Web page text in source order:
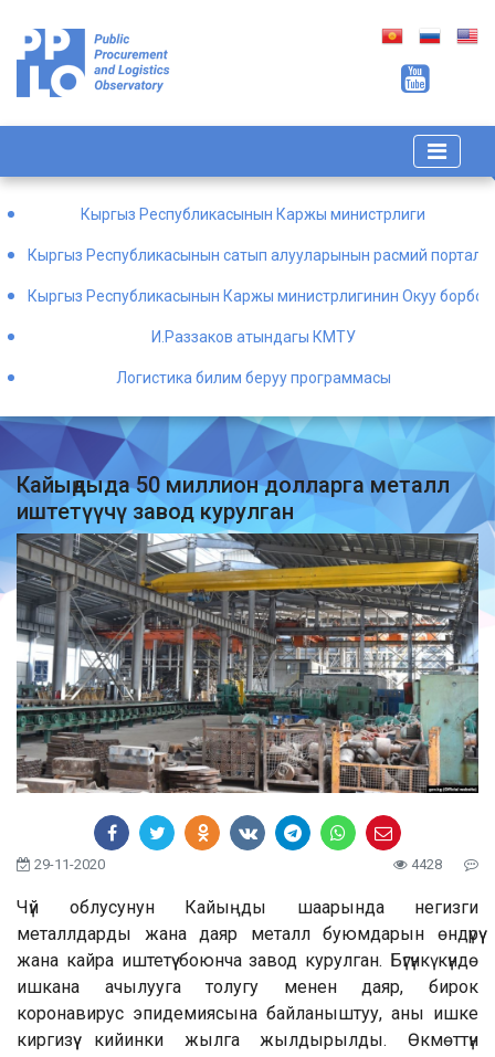
Кыргыз Республикасынын Каржы министрлиги
Кыргыз Республикасынын сатып алууларынын расмий порталы
Кыргыз Республикасынын Каржы министрлигинин Окуу
И.Раззаков атындагы КМТУ
Логистика билим беруу программасы
Кайыңдыда 50 миллион долларга металл
иштетүүчү завод курулган
29-11-2020 4428
Чүй облусунун Кайыңды шаарында негизги
металлдарды жана даяр металл буюмдарын өндүрүү
жана кайра иштетүү боюнча завод курулган. Бүгүнкү күндө
ишкана ачылууга толугу менен даяр, бирок
коронавирус эпидемиясына байланыштуу, аны ишке
киргизүү кийинки жылга жылдырылды. Өкмөттүн